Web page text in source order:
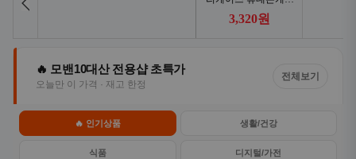
🔥 모밴10대산 전용샵 초특가
오늘만 이 가격 · 재고 한정
전체보기
🔥 인기상품 생활/건강
식품 디지털/가전